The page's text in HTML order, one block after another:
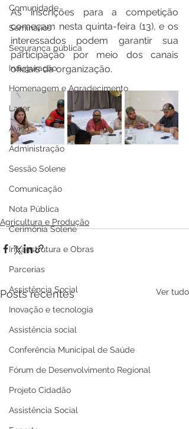
Comunidade
Seminários
Segurança pública
Inauguração
Homenagem e Agradecimento
Lazer
Aviso
Administração
Sessão Solene
Comunicação
Nota Pública
Cerimônia Solene
Infraestrutura e Obras
Parcerias
Assistência Social
Inovação e tecnologia
Assistência social
Conferência Municipal de Saúde
Fórum de Desenvolvimento Regional
Projeto Cidadão
Assistência Social
As inscrições para a competição
começam nesta quinta-feira (13), e os
interessados podem garantir sua
participação por meio dos canais
oficiais da organização.
Agricultura e Produção
Posts recentes Ver tudo